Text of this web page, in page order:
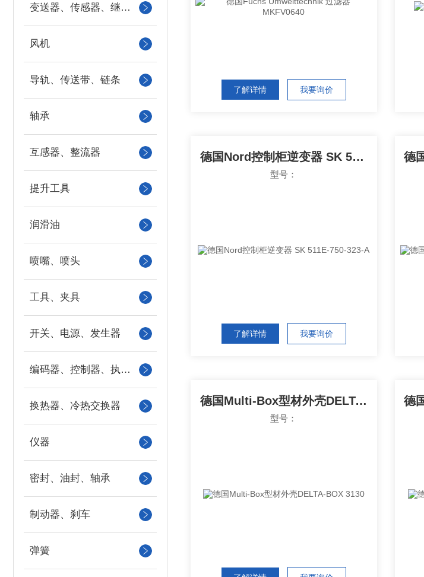
变送器、传感器、继电器
风机
导轨、传送带、链条
轴承
互感器、整流器
提升工具
润滑油
喷嘴、喷头
工具、夹具
开关、电源、发生器
编码器、控制器、执行器
换热器、冷热交换器
仪器
密封、油封、轴承
制动器、刹车
弹簧
了解详情 我要询价
德国Nord控制柜逆变器 SK 511E-750-323-A
型号：
了解详情 我要询价
德国Multi-Box型材外壳DELTA-BOX 3130
型号：